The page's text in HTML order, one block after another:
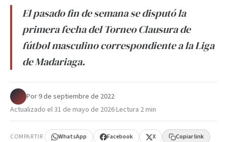
El pasado fin de semana se disputó la
primera fecha del Torneo Clausura de
fútbol masculino correspondiente a la Liga
de Madariaga.
Por·9 de septiembre de 2022·
Actualizado el31 de mayo de 2026·Lectura 2 min
COMPARTIR WhatsApp Facebook X Copiar link